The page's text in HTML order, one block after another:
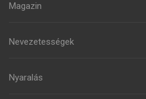
Magazin
Nevezetességek
Nyaralás